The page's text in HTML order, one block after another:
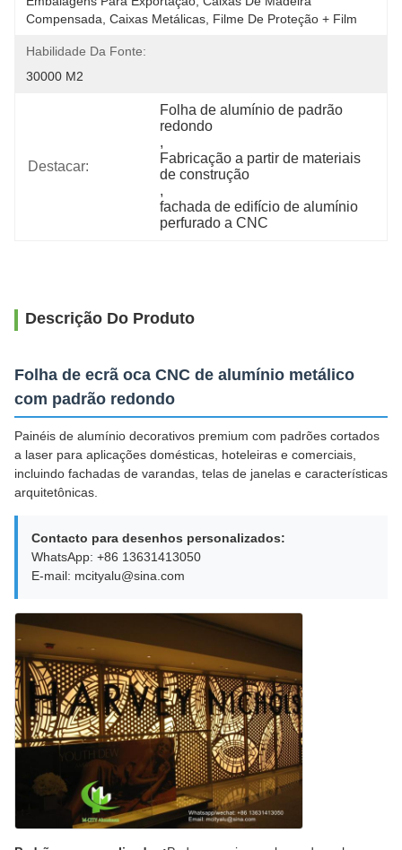
Compensada, Caixas Metálicas, Filme De Proteção + Film
Habilidade Da Fonte:
30000 M2
Destacar:
Folha de alumínio de padrão
redondo
,
Fabricação a partir de materiais
de construção
,
fachada de edifício de alumínio
perfurado a CNC
Descrição Do Produto
Folha de ecrã oca CNC de alumínio metálico
com padrão redondo
Painéis de alumínio decorativos premium com padrões cortados
a laser para aplicações domésticas, hoteleiras e comerciais,
incluindo fachadas de varandas, telas de janelas e características
arquitetônicas.
Contacto para desenhos personalizados:
WhatsApp: +86 13631413050
E-mail: mcityalu@sina.com